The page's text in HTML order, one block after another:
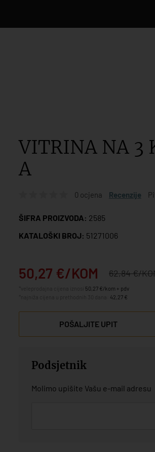
VITRINA NA 3
A
0 ocjena Recenzije
ŠIFRA PROIZVODA: 2585
KATALOŠKI BROJ: 51271006
50,27 €/KOM 62,84 €/
50,27 €/kom + pdv
42,27 €
POŠALJITE UPIT
Podsjetnik
Molimo upišite Vašu e-mail adresu